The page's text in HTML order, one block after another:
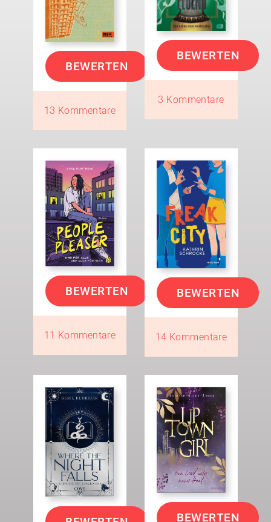
BEWERTEN
13 Kommentare
BEWERTEN
3 Kommentare
BEWERTEN
11 Kommentare
BEWERTEN
14 Kommentare
BEWERTEN